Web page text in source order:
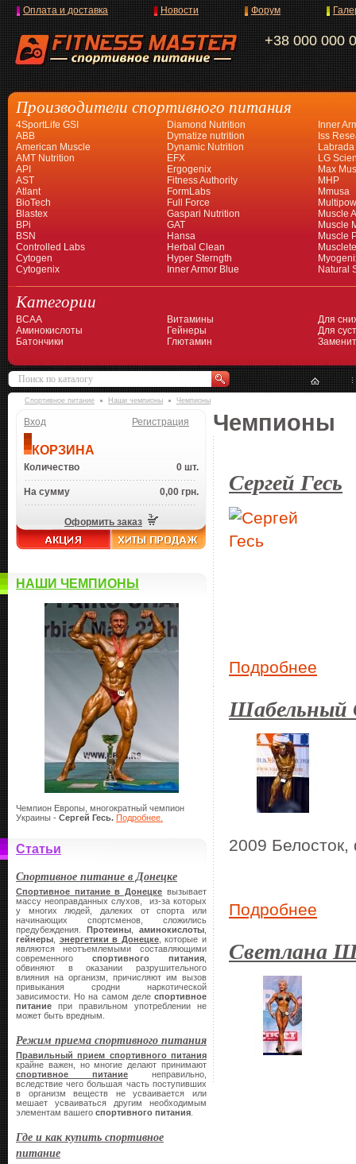
+38 000 000
Оплата и доставка Новости Форум
Производители спортивного питания
4SportLife GSI
ABB
American Muscle
AMT Nutrition
API
AST
Atlant
BioTech
Blastex
BPi
BSN
Controlled Labs
Cytogen
Cytogenix
Diamond Nutrition
Dymatize nutrition
Dynamic Nutrition
EFX
Ergogenix
Fitness Authority
FormLabs
Full Force
Gaspari Nutrition
GAT
Hansa
Herbal Clean
Hyper Sterngth
Inner Armor Blue
Inner
Iss
Labrada
LG
Max
MHP
Mmusa
Muscle
Muscle
Muscle
Natural
Категории
BCAA
Аминокислоты
Батончики
Витамины
Гейнеры
Глютамин
Для
Для
Спортивное питание Наши чемпионы Чемпионы
Вход Регистрация
КОРЗИНА
Количество 0 шт.
На сумму 0,00 грн.
Оформить заказ
НАШИ ЧЕМПИОНЫ
Чемпион Европы, многократный чемпион
Украины - Сергей Гесь. Подробнее.
Статьи
Спортивное питание в Донецке
Спортивное питание в Донецке вызывает
массу неоправданных слухов, из-за которых
у многих людей, далеких от спорта или
начинающих спортсменов, сложились
предубеждения. Протеины аминокислоты
гейнеры
энергетики в Донецке, которые и
являются неотъемлемыми составляющими
современного спортивного питания
обвиняют в оказании разрушительного
влияния на организм, причисляют им вызов
привыкания сродни наркотической
зависимости. Но на самом деле спортивное
питание при правильном употреблении не
может быть вредным.
Режим приема спортивного питания
Правильный прием спортивного питания
крайне важен, но многие делают принимают
спортивное питание неправильно,
вследствие чего большая часть поступивших
в организм веществ не усваивается или
мешает усваиваться другим необходимым
элементам вашего спортивного питания
Где и как купить спортивное
питание
Чемпионы
Сергей Гесь
Подробнее
Шабельный
2009
Подробнее
Светлана